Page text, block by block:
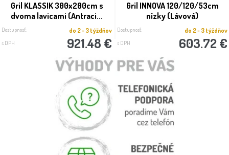
Gril KLASSIK 300x200cm s
dvoma lavicami (Antraci...
Dostupnosť: do 2 - 3 týždňov
s DPH 921.48 €
Gril INNOVA 120/120/53cm
nízky (Lávová)
Dostupnosť: do 2 - 3 týždňov
s DPH 603.72 €